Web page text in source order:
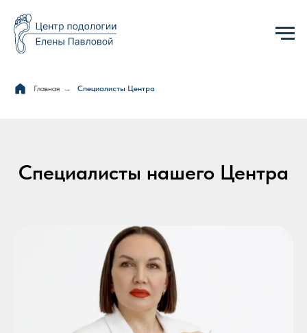
Главная → Специалисты Центра
Специалисты нашего Центра